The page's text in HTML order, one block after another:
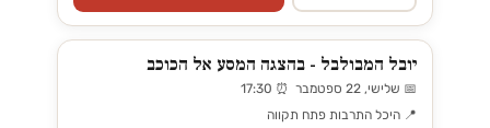
יובל המבולבל - בהצגה המסע אל הכוכב
📅 שלישי, 22 ספטמבר ⏰ 17:30
📍 היכל התרבות פתח תקווה